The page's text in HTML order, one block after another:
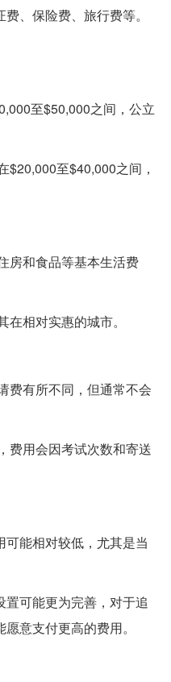
、保险费、旅行费等。
至$50,000之间，公立
$20,000至$40,000之间，
房和食品等基本生活费
相对实惠的城市。
费有所不同，但通常不会
费用会因考试次数和寄送
能相对较低，尤其是当
可能更为完善，对于追
意支付更高的费用。